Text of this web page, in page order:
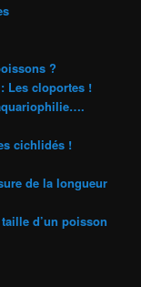
?
Les cloportes !
cichlidés !
de la longueur
d’un poisson